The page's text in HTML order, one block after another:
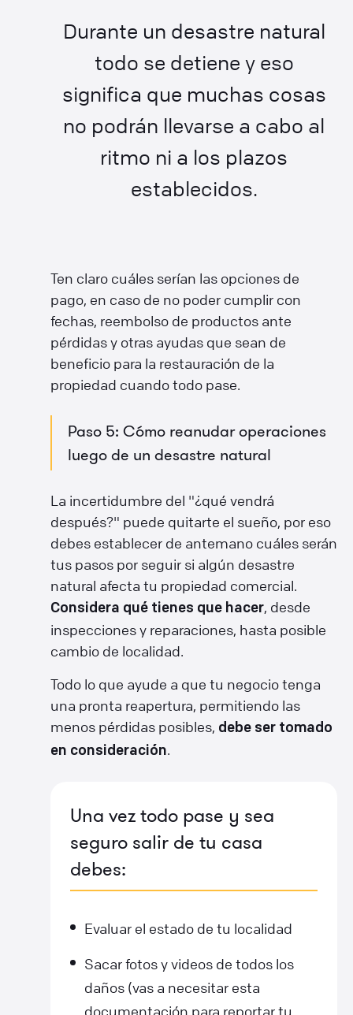
Durante un desastre natural
todo se detiene y eso
significa que muchas cosas
no podrán llevarse a cabo al
ritmo ni a los plazos
establecidos.
Ten claro cuáles serían las opciones de
pago, en caso de no poder cumplir con
fechas, reembolso de productos ante
pérdidas y otras ayudas que sean de
beneficio para la restauración de la
propiedad cuando todo pase.
Paso 5: Cómo reanudar operaciones
luego de un desastre natural
La incertidumbre del "¿qué vendrá
después?" puede quitarte el sueño, por eso
debes establecer de antemano cuáles serán
tus pasos por seguir si algún desastre
natural afecta tu propiedad comercial.
Considera qué tienes que hacer, desde
inspecciones y reparaciones, hasta posible
cambio de localidad.
Todo lo que ayude a que tu negocio tenga
una pronta reapertura, permitiendo las
menos pérdidas posibles, debe ser tomado
en consideración.
Una vez todo pase y sea
seguro salir de tu casa
debes:
Evaluar el estado de tu localidad
Sacar fotos y videos de todos los
daños (vas a necesitar esta
documentación para reportar tu